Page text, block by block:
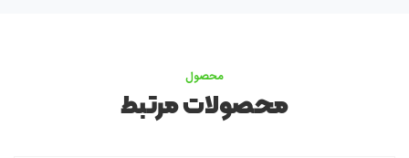
محصول
محصولات مرتبط